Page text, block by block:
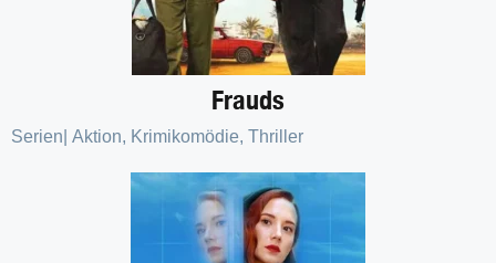
Frauds
Serien Aktion, Krimikomödie, Thriller